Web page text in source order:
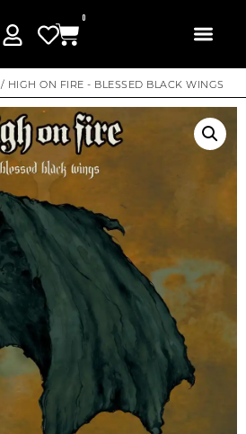
0
/ HIGH ON FIRE ‎- BLESSED BLACK WINGS